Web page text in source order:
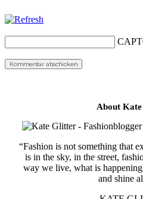
About
“Fashion is not something that
is in the sky, in the street,
way we live, what is
and shine